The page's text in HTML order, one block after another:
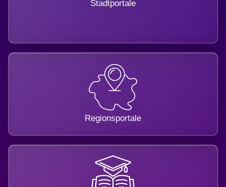
Stadtportale
Regionsportale